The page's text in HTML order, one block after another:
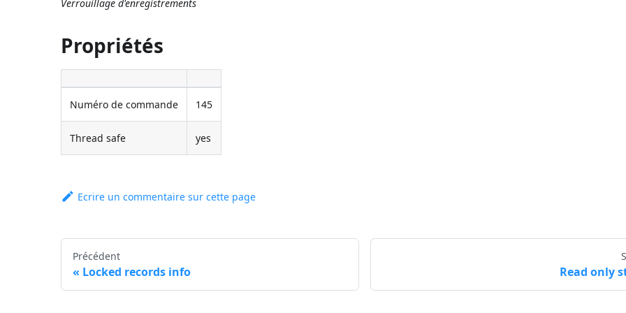
Verrouillage d'enregistrements
Propriétés
Numéro de commande 145
Thread safe yes
Ecrire un commentaire sur cette page
Précédent
Locked records info Read only